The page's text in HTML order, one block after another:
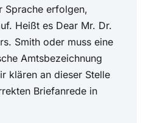
Sprache erfolgen,
Heißt es Dear Mr. Dr.
Smith oder muss eine
Amtsbezeichnung
klären an dieser Stelle
Briefanrede in